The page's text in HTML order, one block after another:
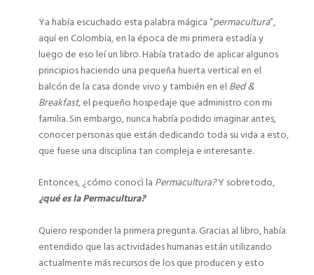
Ya había escuchado esta palabra mágica “permacultura”,
aquí en Colombia, en la época de mi primera estadía y
luego de eso leí un libro. Había tratado de aplicar algunos
principios haciendo una pequeña huerta vertical en el
balcón de la casa donde vivo y también en el Bed &
Breakfast,el pequeño hospedaje que administro con mi
familia. Sin embargo, nunca habría podido imaginar antes,
conocer personas que están dedicando toda su vida a esto,
que fuese una disciplina tan compleja e interesante.
Entonces, ¿cómo conocì la Permacultura?Y sobretodo,
¿qué es la Permacultura?
Quiero responder la primera pregunta. Gracias al libro, había
entendido que las actividades humanas están utilizando
actualmente más recursos de los que producen y esto